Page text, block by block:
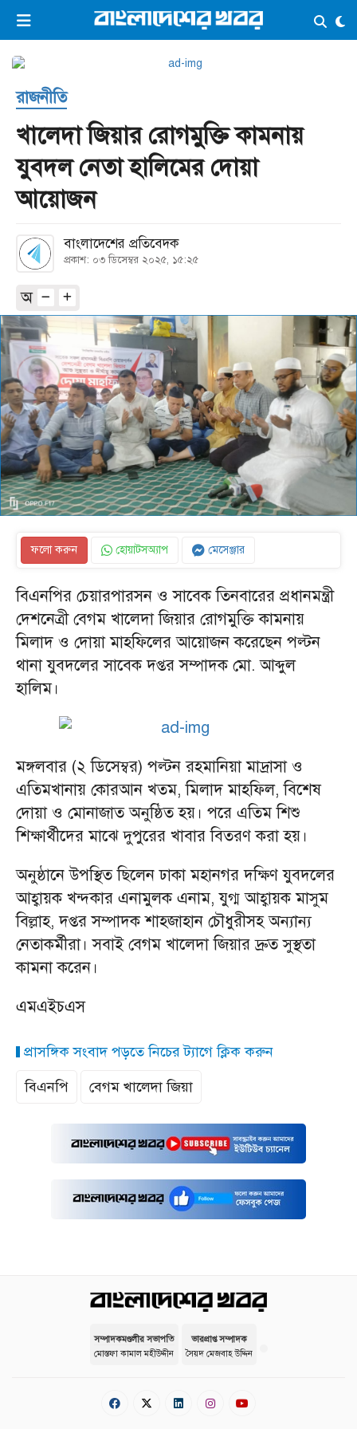
ভিডিও ই-পেপার লগইন ×
প্রচ্ছদ
সর্বশেষ
আর্কাইভ
কনভার্টার
রাজনীতি
খালেদা জিয়ার রোগমুক্তি কামনায়
যুবদল নেতা হালিমের দোয়া
আয়োজন
বাংলাদেশের প্রতিবেদক
প্রকাশ: ০৩ ডিসেম্বর ২০২৫, ১৫:২৫
অ
ফলো করুন হোয়াটসঅ্যাপ মেসেঞ্জার
বিএনপির চেয়ারপারসন ও সাবেক তিনবারের প্রধানমন্ত্রী
দেশনেত্রী বেগম খালেদা জিয়ার রোগমুক্তি কামনায়
মিলাদ ও দোয়া মাহফিলের আয়োজন করেছেন পল্টন
থানা যুবদলের সাবেক দপ্তর সম্পাদক মো. আব্দুল
হালিম।
মঙ্গলবার (২ ডিসেম্বর) পল্টন রহমানিয়া মাদ্রাসা ও
এতিমখানায় কোরআন খতম, মিলাদ মাহফিল, বিশেষ
দোয়া ও মোনাজাত অনুষ্ঠিত হয়। পরে এতিম শিশু
শিক্ষার্থীদের মাঝে দুপুরের খাবার বিতরণ করা হয়।
অনুষ্ঠানে উপস্থিত ছিলেন ঢাকা মহানগর দক্ষিণ যুবদলের
আহ্বায়ক খন্দকার এনামুলক এনাম, যুগ্ম আহ্বায়ক মাসুম
বিল্লাহ, দপ্তর সম্পাদক শাহজাহান চৌধুরীসহ অন্যান্য
নেতাকর্মীরা। সবাই বেগম খালেদা জিয়ার দ্রুত সুস্থতা
কামনা করেন।
এমএইচএস
প্রাসঙ্গিক সংবাদ পড়তে নিচের ট্যাগে ক্লিক করুন
বিএনপি
বেগম খালেদা জিয়া
সম্পাদকমণ্ডলীর সভাপতি
মোস্তফা কামাল মহীউদ্দীন
ভারপ্রাপ্ত সম্পাদক
সৈয়দ মেজবাহ উদ্দিন